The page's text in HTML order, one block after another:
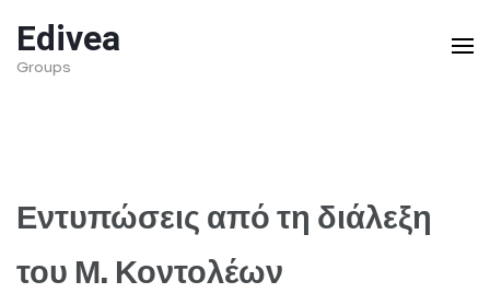
to
content
Edivea
Groups
Εντυπώσεις από τη διάλεξη
του Μ. Κοντολέων